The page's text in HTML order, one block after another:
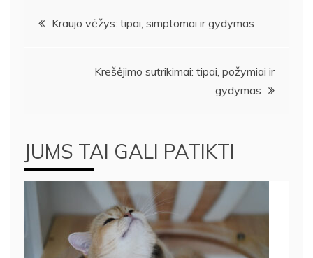
Navigacija
Kraujo vėžys: tipai, simptomai ir gydymas
Krešėjimo sutrikimai: tipai, požymiai ir
gydymas
JUMS TAI GALI PATIKTI